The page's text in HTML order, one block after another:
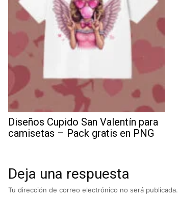
Diseños Cupido San Valentín para
camisetas – Pack gratis en PNG
Deja una respuesta
Tu dirección de correo electrónico no será publicada.